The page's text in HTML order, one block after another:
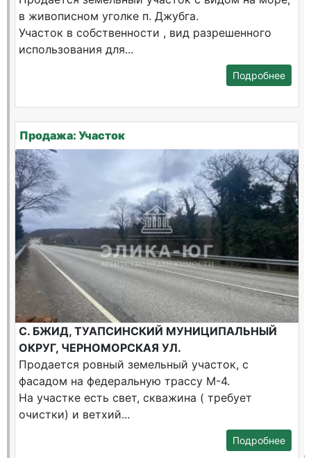
в живописном уголке п. Джубга.
Участок в собственности , вид разрешенного
использования для...
Подробнее
Продажа: Участок
С. БЖИД, ТУАПСИНСКИЙ МУНИЦИПАЛЬНЫЙ
ОКРУГ, ЧЕРНОМОРСКАЯ УЛ.
Продается ровный земельный участок, с
фасадом на федеральную трассу М-4.
На участке есть свет, скважина ( требует
очистки) и ветхий...
Подробнее